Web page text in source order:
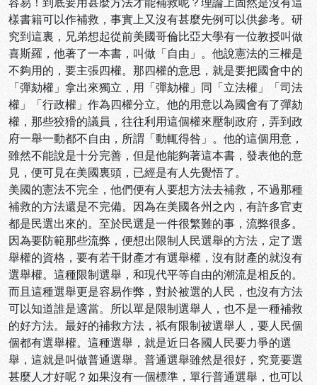
樣書籍可以作補救，事實上又沒有甚麼先例可以供參考。研
究到這裏，兄弟想起從前美國哥倫比亞大學有一位教授叫做
喜斯羅，他著了一本書，叫做「自由」。他說憲法的三權是
不夠用的，要主張四權。那四權的意思，就是要把國會中的
「彈劾權」拿出來獨立，用「彈劾權」同「立法權」「司法
權」「行政權」作為四權分立。他的用意以為國會有了彈劾
權，那些狡猾的議員，往往利用這個權來壓制政府，弄到政
府一舉一動都不自由，所謂「動輒得咎」。他的這個用意，
雖然不能說是十分完善，但是他能夠著這本書，發表他的意
見，便可見在美國裏頭，已經是有人先覺悟了。
美國的憲法不完全，他們便有人要想方法去補救，不過那種
補救的方法還是不完備。因為在美國各州之內，有許多官吏
都是民選出來的。至於民選是一件很繁難的事，流弊很多。
因為要防範那些流弊，便想出限制人民選舉的方法，定了選
舉權的資格，要有若干財產才有選舉權，沒有財產的就沒有
選舉權。這種限制選舉，和現代平等自由的潮流是相反的。
而且這種選舉更是容易作弊，對於被選的人民，也沒有方法
可以知道誰是適當。所以單是限制選舉人，也不是一種補救
的好方法。最好的補救方法，祇有限制被選舉人，要人民個
個都有選舉權。這種選舉，就是近日各國人民要力爭的選
舉，這就是叫做普通選舉。普通選舉雖然是很好，究竟要選
甚麼人才好呢？如果沒有一個標準，單行普通選舉，也可以